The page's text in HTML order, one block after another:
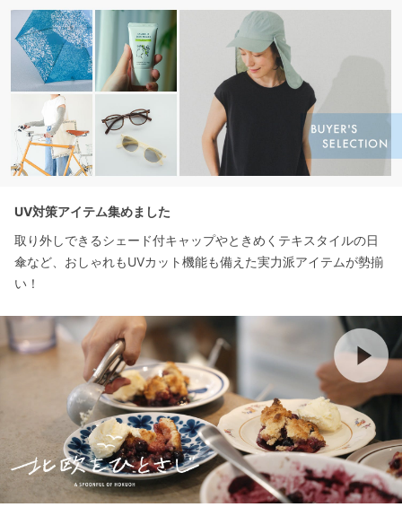
UV対策アイテム集めました
取り外しできるシェード付キャップやときめくテキスタイルの日
傘など、おしゃれもUVカット機能も備えた実力派アイテムが勢揃
い！